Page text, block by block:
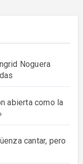
Noguera
abierta como la
cantar, pero